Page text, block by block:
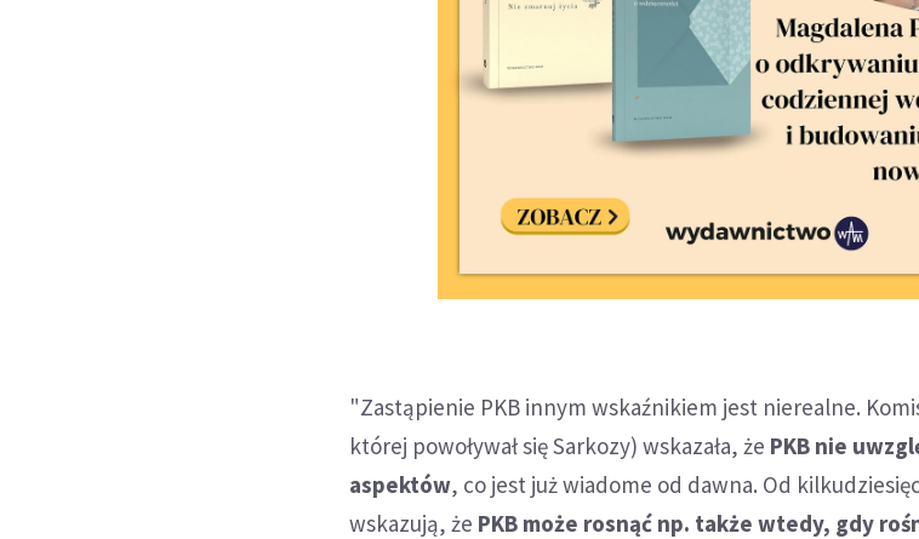
"Zastąpienie PKB innym wskaźnikiem jest nierealne.
której powoływał się Sarkozy) wskazała, że PKB nie
aspektów, co jest już wiadome od dawna. Od
wskazują, że PKB może rosnąć np. także wtedy, gdy